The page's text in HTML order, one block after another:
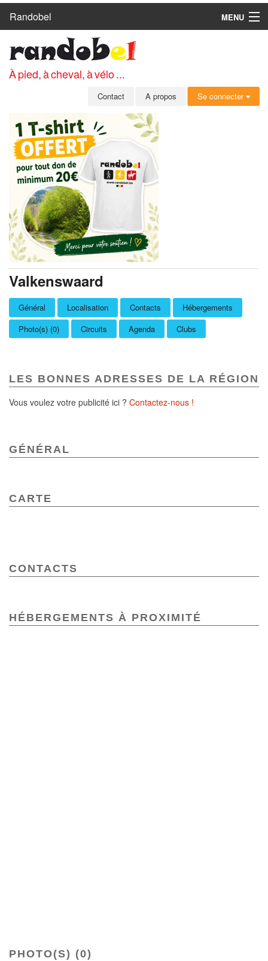
Randobel
MENU
CIRCUITS
CLUBS
MEMBRES
SE CONNECTER
INSCRIPTION GRATUITE
MOT DE PASSE OUBLIÉ
À pied, à cheval, à vélo ...
Contact A propos Se connecter
Valkenswaard
Général Localisation Contacts
Hébergements
Photo(s) (0)
Circuits Agenda Clubs
LES BONNES ADRESSES DE LA RÉGION
Vous voulez votre publicité ici ? Contactez-nous !
GÉNÉRAL
CARTE
CONTACTS
HÉBERGEMENTS À PROXIMITÉ
PHOTO(S) (0)